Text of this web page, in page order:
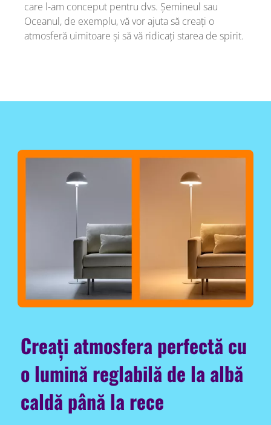
care l-am conceput pentru dvs. Șemineul sau
Oceanul, de exemplu, vă vor ajuta să creați o
atmosferă uimitoare și să vă ridicați starea de spirit.
Creați atmosfera perfectă cu
o lumină reglabilă de la albă
caldă până la rece